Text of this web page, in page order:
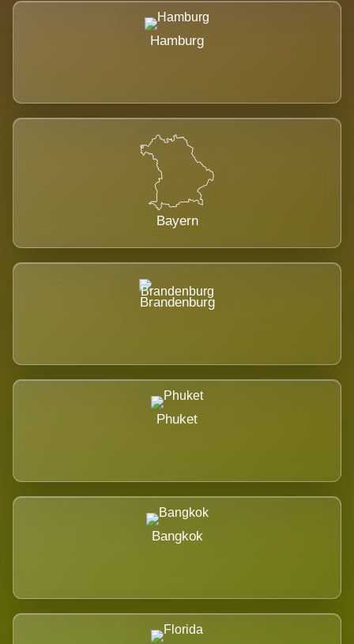
Hamburg
Bayern
Brandenburg
Phuket
Bangkok